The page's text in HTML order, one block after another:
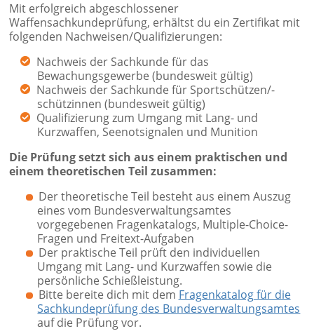
Mit erfolgreich abgeschlossener
Waffensachkundeprüfung, erhältst du ein Zertifikat mit
folgenden Nachweisen/Qualifizierungen:
Nachweis der Sachkunde für das
Bewachungsgewerbe (bundesweit gültig)
Nachweis der Sachkunde für Sportschützen/-
schützinnen (bundesweit gültig)
Qualifizierung zum Umgang mit Lang- und
Kurzwaffen, Seenotsignalen und Munition
Die Prüfung setzt sich aus einem praktischen und
einem theoretischen Teil zusammen:
Der theoretische Teil besteht aus einem Auszug
eines vom Bundesverwaltungsamtes
vorgegebenen Fragenkatalogs, Multiple-Choice-
Fragen und Freitext-Aufgaben
Der praktische Teil prüft den individuellen
Umgang mit Lang- und Kurzwaffen sowie die
persönliche Schießleistung.
Bitte bereite dich mit dem Fragenkatalog für die
Sachkundeprüfung des Bundesverwaltungsamtes
auf die Prüfung vor.